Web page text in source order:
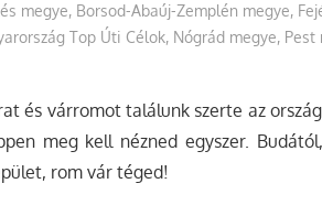
megye, Borsod-Abaúj-Zemplén megye,
Top Úti Célok, Nógrád megye, Pest
és várromot találunk szerte az
meg kell nézned egyszer.
rom vár téged!